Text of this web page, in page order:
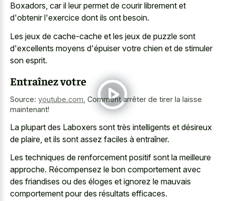
Boxadors, car il leur permet de courir librement et
d'obtenir l'exercice dont ils ont besoin.
Les jeux de cache-cache et les jeux de puzzle sont
d'excellents moyens d'épuiser votre chien et de stimuler
son esprit.
Entraînez votre
Source: youtube.com Comment arrêter de tirer la laisse
maintenant!
La plupart des Laboxers sont très intelligents et désireux
de plaire, et ils sont assez faciles à entraîner.
Les techniques de renforcement positif sont la meilleure
approche. Récompensez le bon comportement avec
des friandises ou des éloges et ignorez le mauvais
comportement pour des résultats efficaces.